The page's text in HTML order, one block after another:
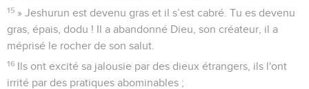
15 » Jeshurun est devenu gras et il s’est cabré. Tu es devenu
gras, épais, dodu ! Il a abandonné Dieu, son créateur, il a
méprisé le rocher de son salut.
16 Ils ont excité sa jalousie par des dieux étrangers, ils l'ont
irrité par des pratiques abominables ;